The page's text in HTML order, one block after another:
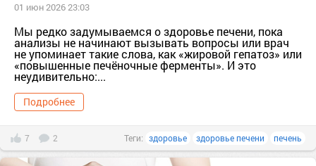
01 июн 2026 23:03
Мы редко задумываемся о здоровье печени, пока
анализы не начинают вызывать вопросы или врач
не упоминает такие слова, как «жировой гепатоз» или
«повышенные печёночные ферменты». И это
неудивительно:...
Подробнее
7 2 Теги: здоровье здоровье печени печень